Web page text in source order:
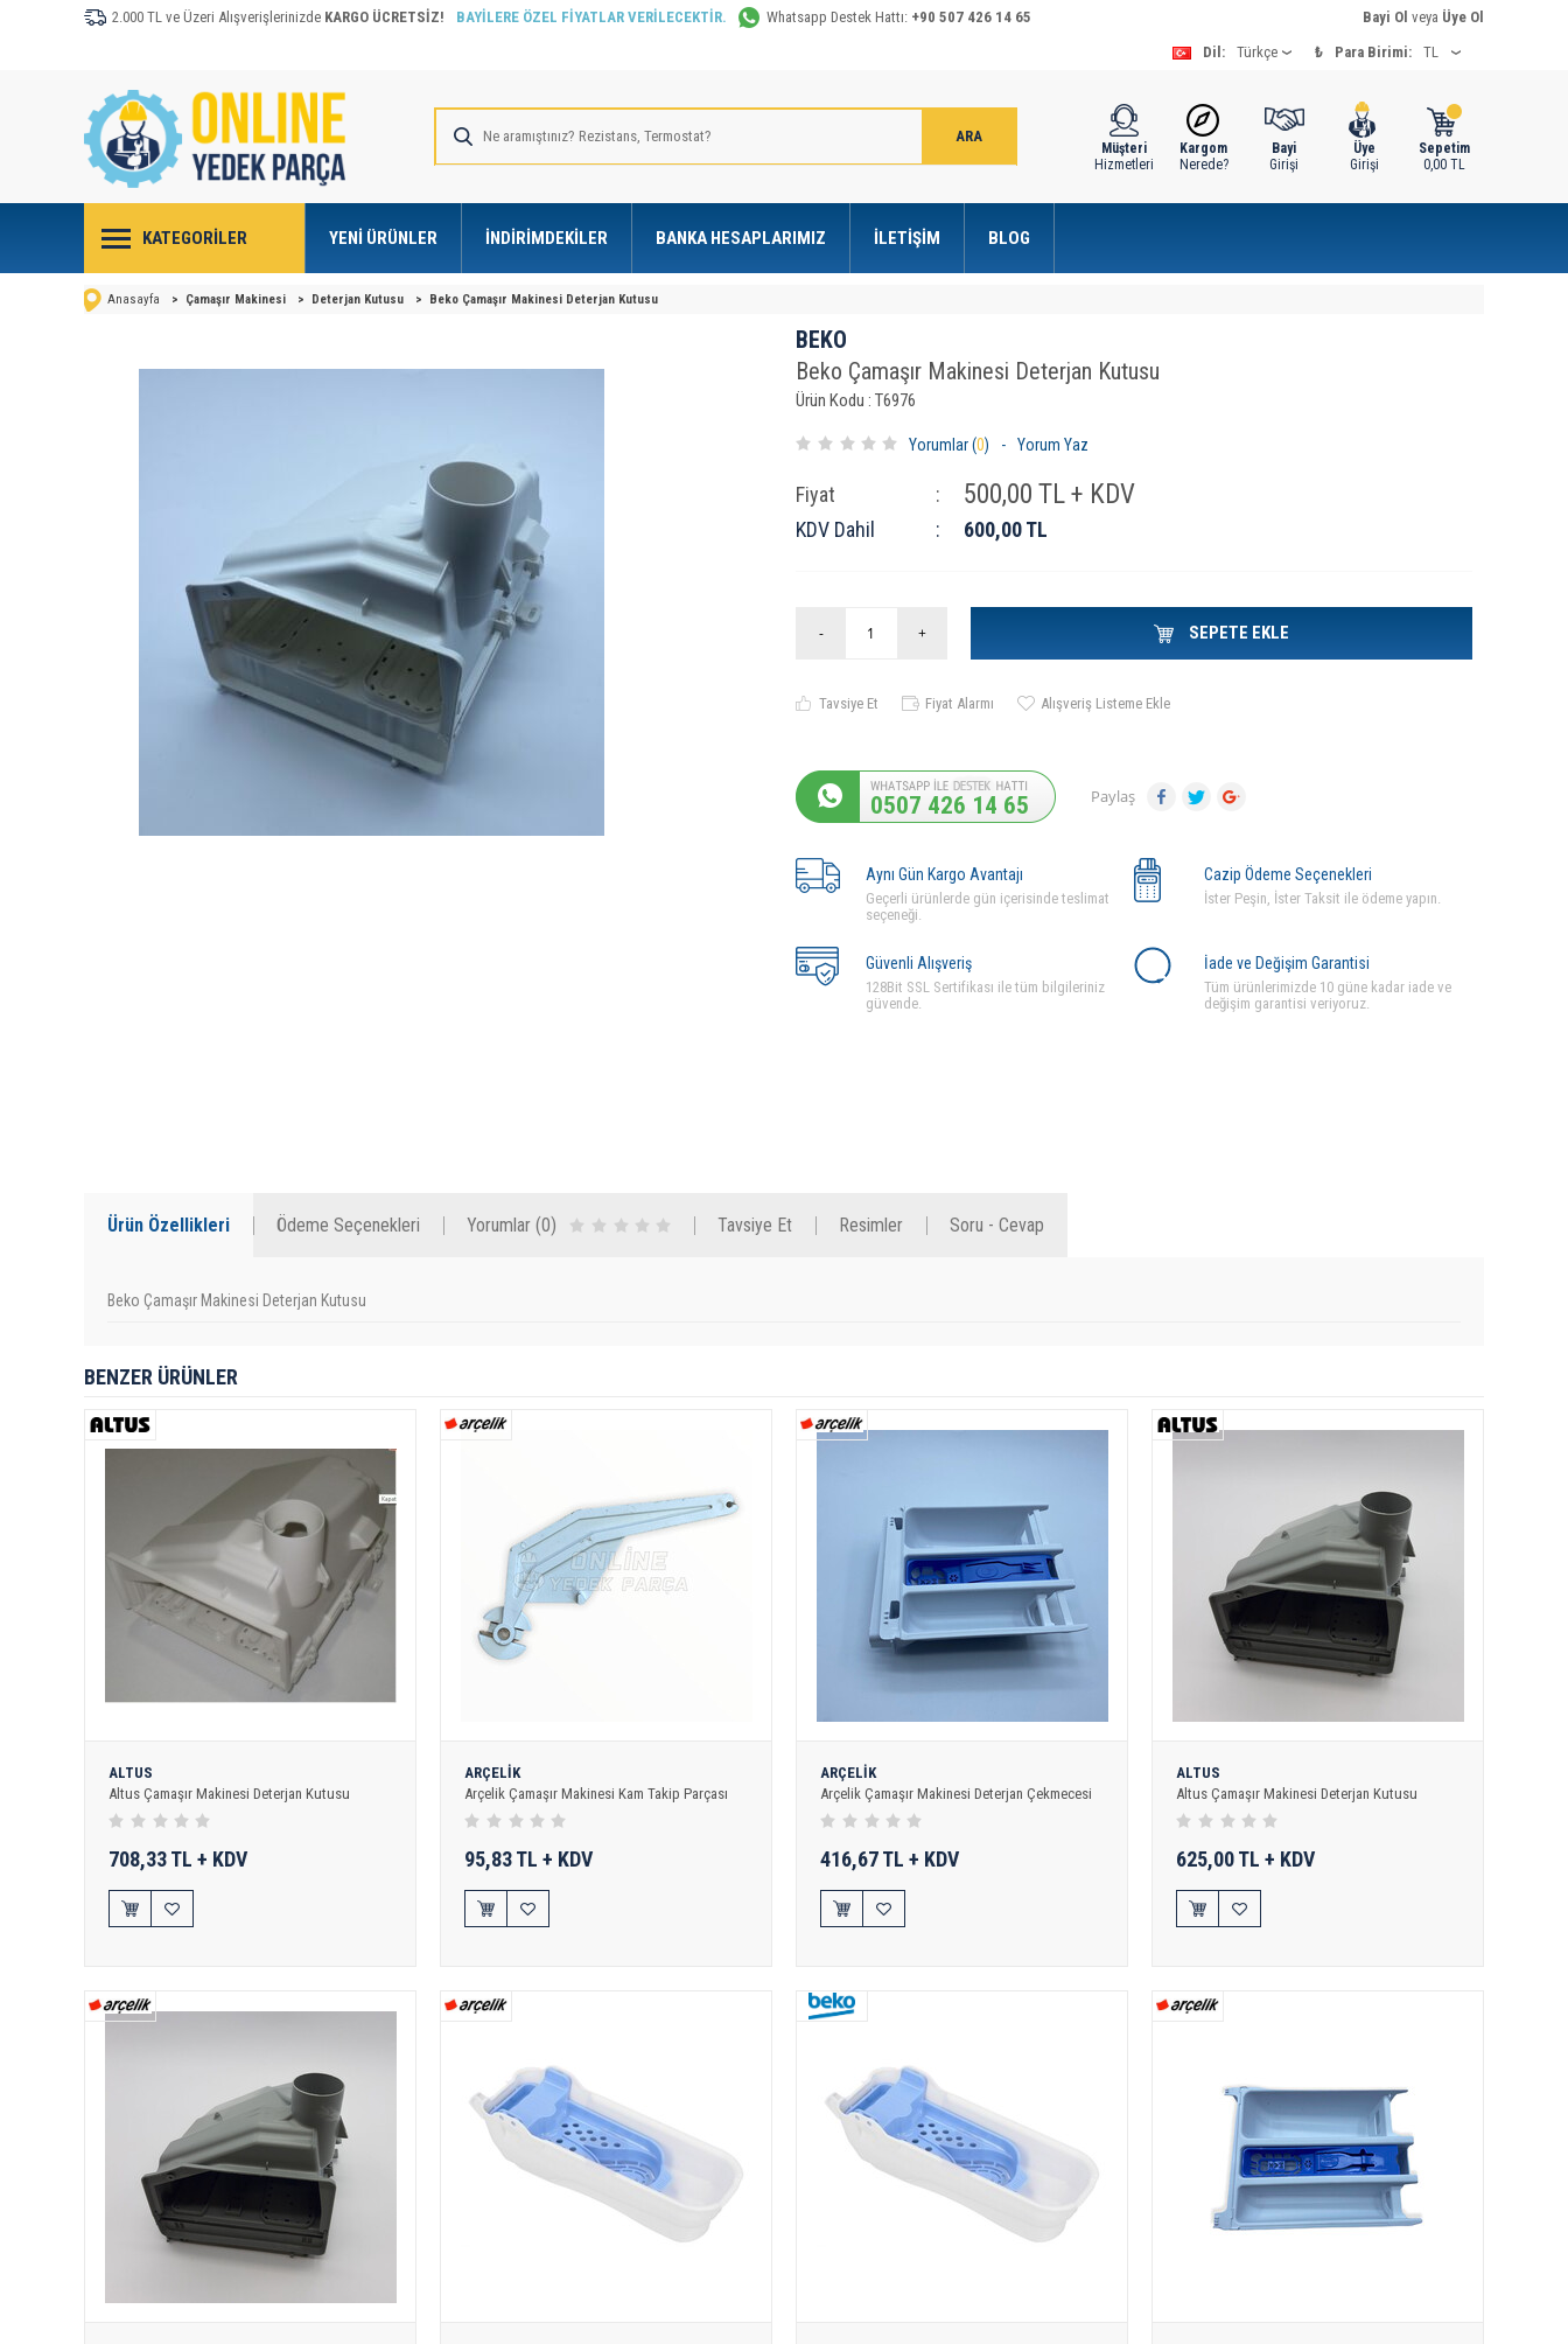
2.000 TL ve Üzeri Alışverişlerinizde KARGO ÜCRETSİZ! BAYİLERE ÖZEL FİYATLAR VERİLECEKTİR. Whatsapp Destek Hattı: +90 507 426 14 65 Bayi Ol veya Üye Ol
Dil:
₺ Para Birimi:
Sepetim
0,00TL
Üye
Girişi
Bayi
Girişi
Kargom
Nerede?
Müşteri
Hizmetleri
KATEGORILER YENI ÜRÜNLER İNDIRIMDEKILER BANKA HESAPLARIMIZ İLETIŞIM BLOG
Anasayfa > Çamaşır Makinesi > Deterjan Kutusu > Beko Çamaşır Makinesi Deterjan Kutusu
BEKO
Beko Çamaşır Makinesi Deterjan Kutusu
Ürün Kodu : T6976
Yorumlar (0) - Yorum Yaz
Fiyat : 500,00 TL + KDV
KDV Dahil : 600,00TL
- + SEPETE EKLE
Tavsiye Et Fiyat Alarmı Alışveriş Listeme Ekle
0507 426 14 65 Paylaş
Aynı Gün Kargo Avantajı
Geçerli ürünlerde gün içerisinde teslimat
seçeneği.
Cazip Ödeme Seçenekleri
İster Peşin, İster Taksit ile ödeme yapın.
Güvenli Alışveriş
128Bit SSL Sertifikası ile tüm bilgileriniz
güvende.
İade ve Değişim Garantisi
Tüm ürünlerimizde 10 güne kadar iade ve
değişim garantisi veriyoruz.
Ürün Özellikleri Ödeme Seçenekleri Yorumlar (0) Tavsiye Et Resimler Soru - Cevap
Beko Çamaşır Makinesi Deterjan Kutusu
BENZER ÜRÜNLER
ALTUS
Altus Çamaşır Makinesi Deterjan Kutusu
708,33 TL + KDV
ARÇELİK
Arçelik Çamaşır Makinesi Kam Takip Parçası
95,83 TL + KDV
ARÇELİK
Arçelik Çamaşır Makinesi Deterjan Çekmecesi
416,67 TL + KDV
ALTUS
Altus Çamaşır Makinesi Deterjan Kutusu
625,00 TL + KDV